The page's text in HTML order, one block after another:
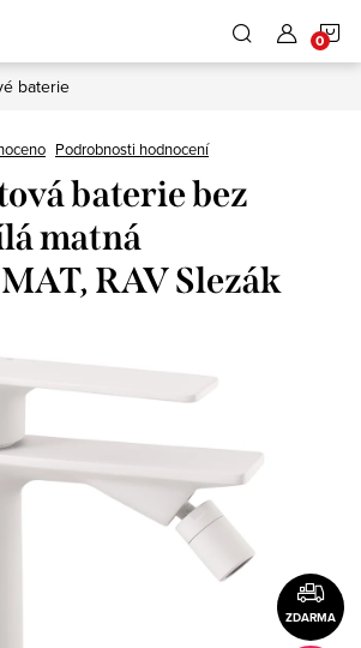
baterie
Podrobnosti hodnocení
baterie bez
matná
RAV Slezák
ZDARMA